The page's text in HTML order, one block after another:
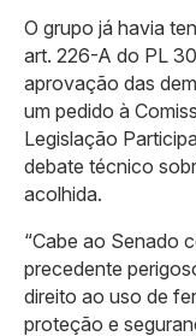
O grupo já havia
art. 226-A do PL
aprovação das
um pedido à
Legislação
debate técnico
acolhida.
“Cabe ao Senado
precedente
direito ao uso de
proteção e